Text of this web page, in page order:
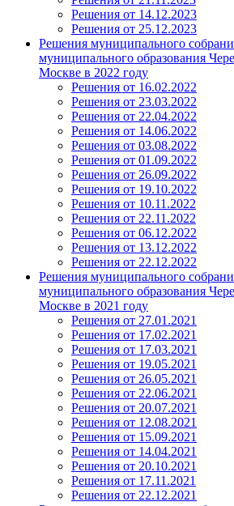
Решения от 14.12.2023
Решения от 25.12.2023
Решения муниципального
муниципального образования
Москве в 2022 году
Решения от 16.02.2022
Решения от 23.03.2022
Решения от 22.04.2022
Решения от 14.06.2022
Решения от 03.08.2022
Решения от 01.09.2022
Решения от 26.09.2022
Решения от 19.10.2022
Решения от 10.11.2022
Решения от 22.11.2022
Решения от 06.12.2022
Решения от 13.12.2022
Решения от 22.12.2022
Решения муниципального
муниципального образования
Москве в 2021 году
Решения от 27.01.2021
Решения от 17.02.2021
Решения от 17.03.2021
Решения от 19.05.2021
Решения от 26.05.2021
Решения от 22.06.2021
Решения от 20.07.2021
Решения от 12.08.2021
Решения от 15.09.2021
Решения от 14.04.2021
Решения от 20.10.2021
Решения от 17.11.2021
Решения от 22.12.2021